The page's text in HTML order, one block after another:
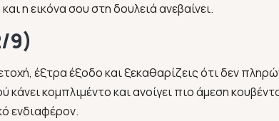
η εικόνα σου στη δουλειά ανεβαίνει.
9)
έξτρα έξοδο και ξεκαθαρίζεις ότι δεν
κομπλιμέντο και ανοίγει πιο άμεση
ενδιαφέρον.